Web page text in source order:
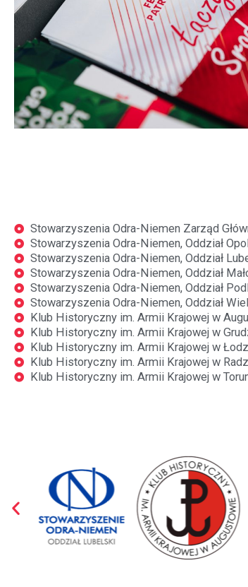
Stowarzyszenia Odra-Niemen Zarząd
Stowarzyszenia Odra-Niemen, Oddział
Stowarzyszenia Odra-Niemen, Oddział
Stowarzyszenia Odra-Niemen, Oddział
Stowarzyszenia Odra-Niemen, Oddział
Stowarzyszenia Odra-Niemen, Oddział
Klub Historyczny im. Armii Krajowej w
Klub Historyczny im. Armii Krajowej w
Klub Historyczny im. Armii Krajowej w
Klub Historyczny im. Armii Krajowej w
Klub Historyczny im. Armii Krajowej w